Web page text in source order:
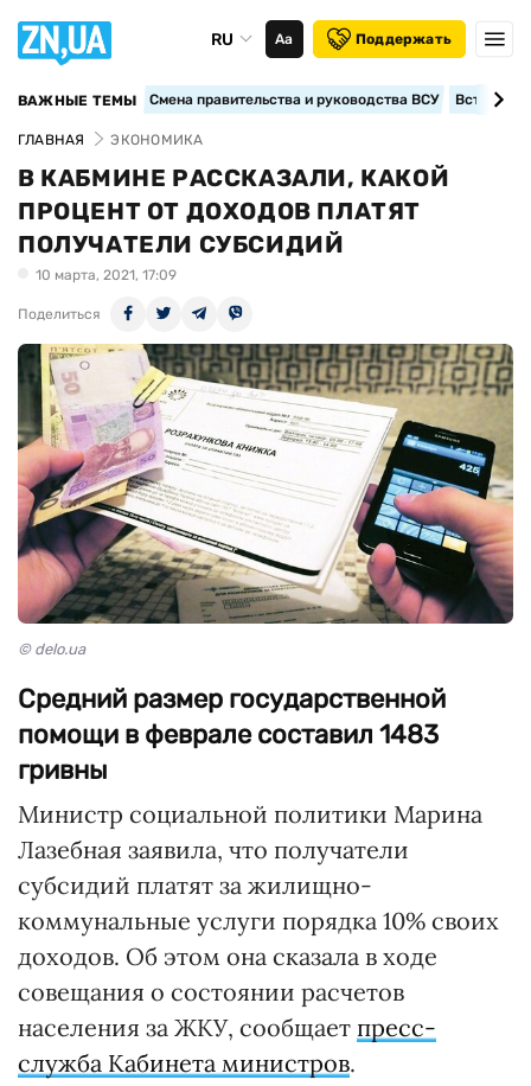
RU Аа Поддержать
ВАЖНЫЕ ТЕМЫ Смена правительства и руководства ВСУ
ГЛАВНАЯ ЭКОНОМИКА
В КАБМИНЕ РАССКАЗАЛИ, КАКОЙ
ПРОЦЕНТ ОТ ДОХОДОВ ПЛАТЯТ
ПОЛУЧАТЕЛИ СУБСИДИЙ
10 марта, 2021, 17:09
Поделиться
© delo.ua
Средний размер государственной
помощи в феврале составил 1483
гривны
Министр социальной политики Марина
Лазебная заявила, что получатели
субсидий платят за жилищно-
коммунальные услуги порядка 10% своих
доходов. Об этом она сказала в ходе
совещания о состоянии расчетов
населения за ЖКУ, сообщает пресс-
служба Кабинета министров.